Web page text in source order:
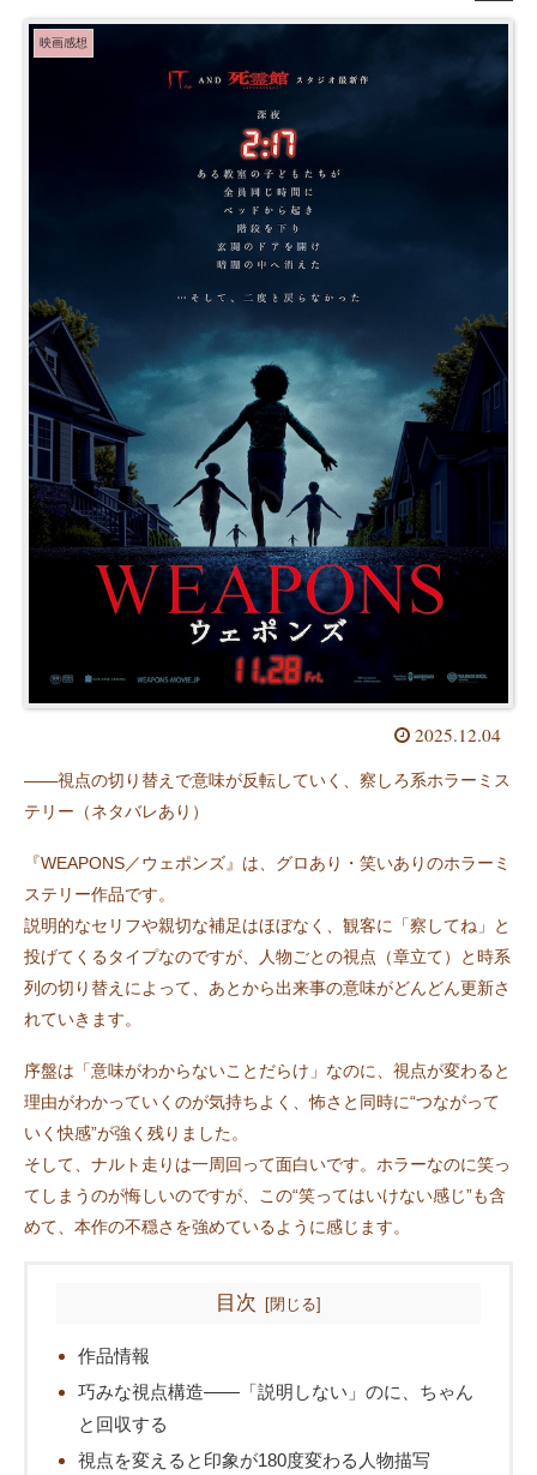
映画感想
2025.12.04
――視点の切り替えで意味が反転していく、察しろ系ホラーミス
テリー（ネタバレあり）
『WEAPONS／ウェポンズ』は、グロあり・笑いありのホラーミ
ステリー作品です。
説明的なセリフや親切な補足はほぼなく、観客に「察してね」と
投げてくるタイプなのですが、人物ごとの視点（章立て）と時系
列の切り替えによって、あとから出来事の意味がどんどん更新さ
れていきます。
序盤は「意味がわからないことだらけ」なのに、視点が変わると
理由がわかっていくのが気持ちよく、怖さと同時に“つながって
いく快感”が強く残りました。
そして、ナルト走りは一周回って面白いです。ホラーなのに笑っ
てしまうのが悔しいのですが、この“笑ってはいけない感じ”も含
めて、本作の不穏さを強めているように感じます。
目次
作品情報
巧みな視点構造――「説明しない」のに、ちゃん
と回収する
視点を変えると印象が180度変わる人物描写